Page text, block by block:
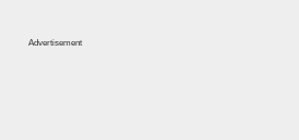
Advertisement